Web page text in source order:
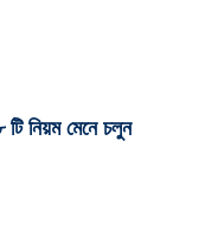
নিয়ম মেনে চলুন